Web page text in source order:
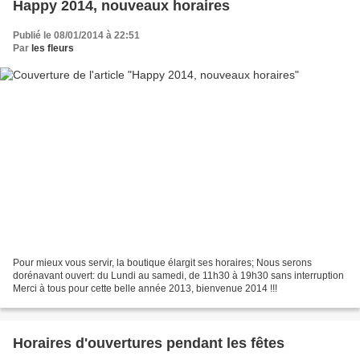
Happy 2014, nouveaux horaires
Publié le 08/01/2014 à 22:51
Par les fleurs
Pour mieux vous servir, la boutique élargit ses horaires; Nous serons
dorénavant ouvert: du Lundi au samedi, de 11h30 à 19h30 sans interruption
Merci à tous pour cette belle année 2013, bienvenue 2014 !!!
Horaires d'ouvertures pendant les fêtes